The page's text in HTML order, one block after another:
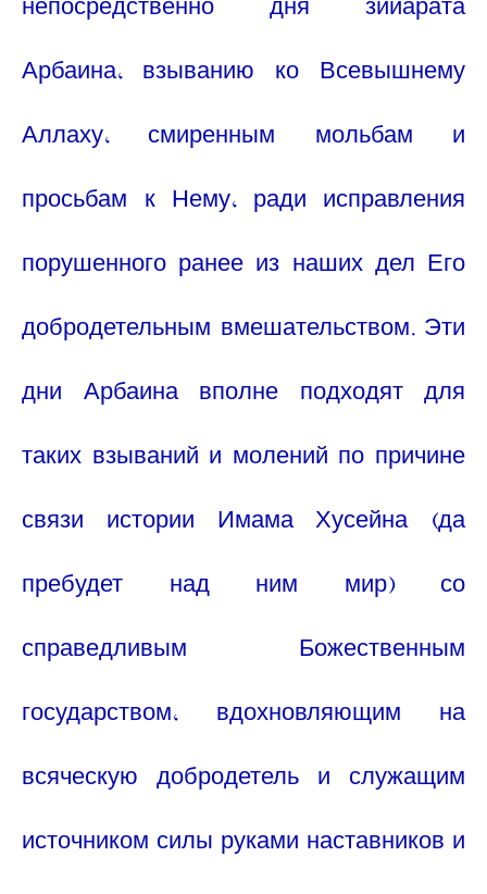
непосредственно дня зийарата
Арбаина, взыванию ко Всевышнему
Аллаху, смиренным мольбам и
просьбам к Нему, ради исправления
порушенного ранее из наших дел Его
добродетельным вмешательством. Эти
дни Арбаина вполне подходят для
таких взываний и молений по причине
связи истории Имама Хусейна (да
пребудет над ним мир) со
справедливым Божественным
государством, вдохновляющим на
всяческую добродетель и служащим
источником силы руками наставников и